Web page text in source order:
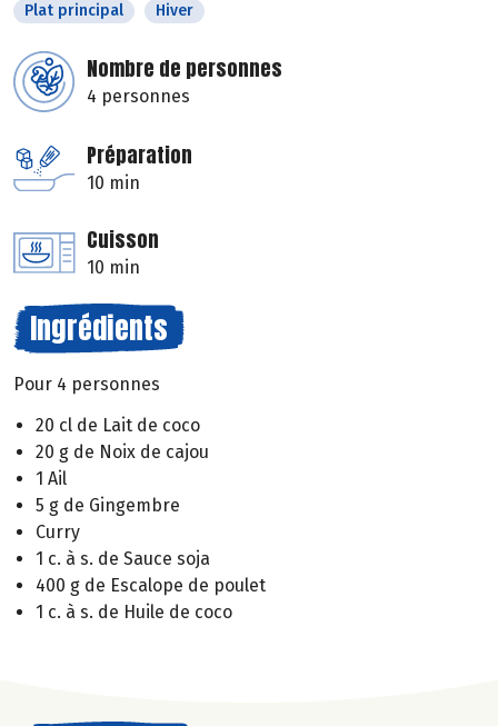
Plat principal Hiver
Nombre de personnes
4 personnes
Préparation
10 min
Cuisson
10 min
Ingrédients
Pour 4 personnes
20 cl de Lait de coco
20 g de Noix de cajou
1 Ail
5 g de Gingembre
Curry
1 c. à s. de Sauce soja
400 g de Escalope de poulet
1 c. à s. de Huile de coco